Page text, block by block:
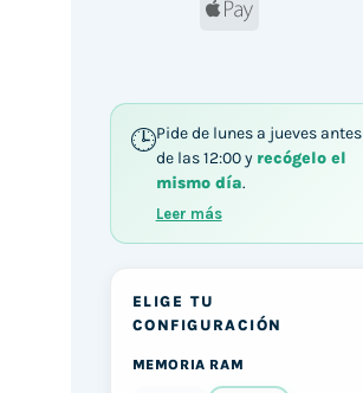
Apple
Pide de lunes a jueves antes
de las 12:00 y recógelo el
mismo día.
Leer más
ELIGE TU
CONFIGURACIÓN
MEMORIA RAM